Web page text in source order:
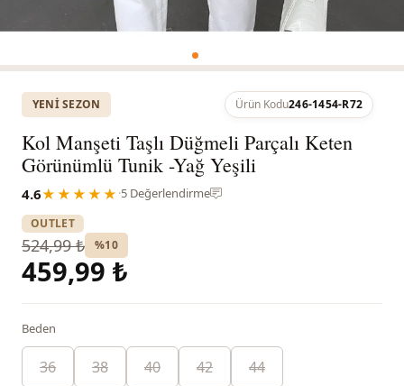
YENI SEZON Ürün Kodu246-1454-R72
Kol Manşeti Taşlı Düğmeli Parçalı Keten
Görünümlü Tunik -Yağ Yeşili
4.6★★★★★ ·5 Değerlendirme
OUTLET
524,99 ₺ %10
459,99 ₺
Beden
36 38 40 42 44